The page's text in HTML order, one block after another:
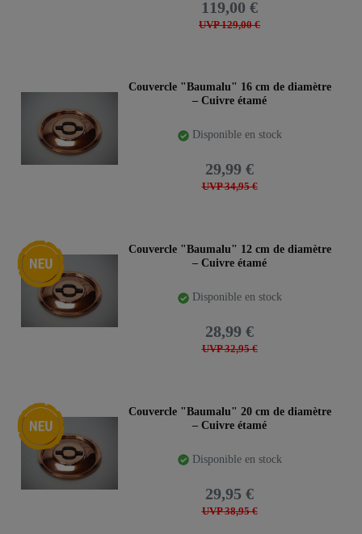
UVP 129,00 €
119,00 €
Couvercle "Baumalu" 16 cm de diamètre
– Cuivre étamé
Disponible en stock
UVP 34,95 €
29,99 €
Nouveauté
Couvercle "Baumalu" 12 cm de diamètre
– Cuivre étamé
Disponible en stock
UVP 32,95 €
28,99 €
Nouveauté
Couvercle "Baumalu" 20 cm de diamètre
– Cuivre étamé
Disponible en stock
UVP 38,95 €
29,95 €